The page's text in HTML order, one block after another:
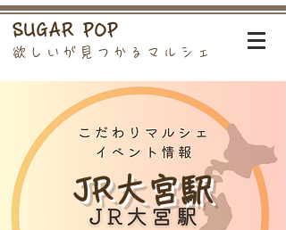
SUGAR POP
欲しいが見つかるマルシェ
JR大宮駅